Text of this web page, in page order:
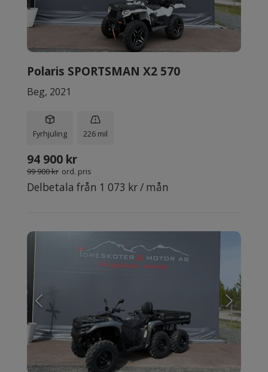
Polaris SPORTSMAN X2 570
Beg, 2021
Fyrhjuling 226 mil
94 900 kr
99 900 kr ord. pris
Delbetala från 1 073 kr / mån